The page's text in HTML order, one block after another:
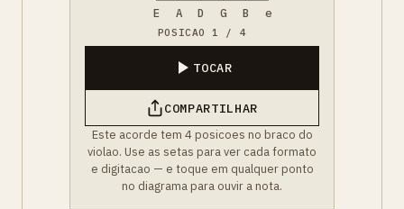
E A D G B e
POSICAO 1 / 4
TOCAR
COMPARTILHAR
Este acorde tem 4 posicoes no braco do
violao. Use as setas para ver cada formato
e digitacao — e toque em qualquer ponto
no diagrama para ouvir a nota.